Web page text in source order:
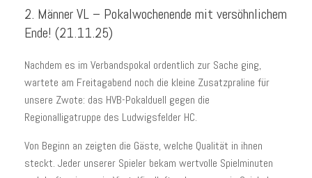
2. Männer VL – Pokalwochenende mit versöhnlichem
Ende! (21.11.25)
Nachdem es im Verbandspokal ordentlich zur Sache ging,
wartete am Freitagabend noch die kleine Zusatzpraline für
unsere Zwote: das HVB-Pokalduell gegen die
Regionalligatruppe des Ludwigsfelder HC.
Von Beginn an zeigten die Gäste, welche Qualität in ihnen
steckt. Jeder unserer Spieler bekam wertvolle Spielminuten